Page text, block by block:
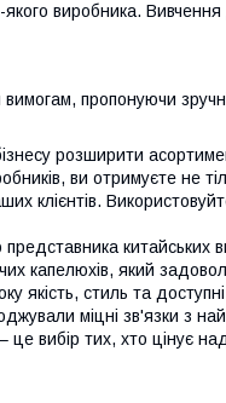
виробника. Вивчення
вимогам, пропонуючи
розширити
ви отримуєте не
клієнтів.
китайських
капелюхів, який
якість, стиль та
міцні зв'язки з
вибір тих, хто цінує